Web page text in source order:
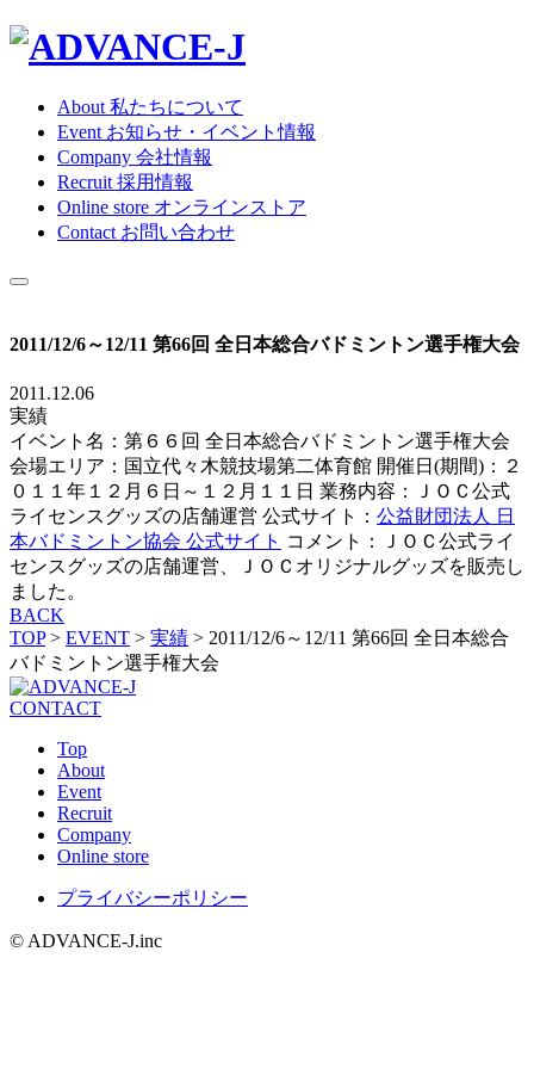
About 私たちについて
Event お知らせ・イベント情報
Company 会社情報
Recruit 採用情報
Online store オンラインストア
Contact お問い合わせ
2011/12/6～12/11 第66回 全日本総合バドミントン選手権大会
2011.12.06
実績
イベント名：第６６回 全日本総合バドミントン選手権大会
会場エリア：国立代々木競技場第二体育館 開催日(期間)：２
０１１年１２月６日～１２月１１日 業務内容：ＪＯＣ公式
ライセンスグッズの店舗運営 公式サイト： 公益財団法人 日
本バドミントン協会 公式サイト コメント：ＪＯＣ公式ライ
センスグッズの店舗運営、ＪＯＣオリジナルグッズを販売し
ました。
BACK
TOP> EVENT > 実績 > 2011/12/6～12/11 第66回 全日本総合
バドミントン選手権大会
CONTACT
Top
About
Event
Recruit
Company
Online store
プライバシーポリシー
© ADVANCE-J.inc